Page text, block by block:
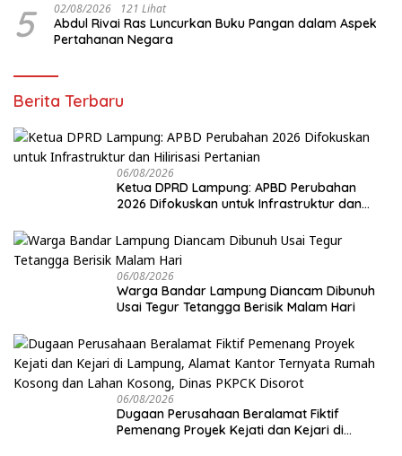
5 02/08/2026 121 Lihat
Abdul Rivai Ras Luncurkan Buku Pangan dalam Aspek
Pertahanan Negara
Berita Terbaru
06/08/2026
Ketua DPRD Lampung: APBD Perubahan
2026 Difokuskan untuk Infrastruktur dan
06/08/2026
Warga Bandar Lampung Diancam Dibunuh
Usai Tegur Tetangga Berisik Malam Hari
06/08/2026
Dugaan Perusahaan Beralamat Fiktif
Pemenang Proyek Kejati dan Kejari di